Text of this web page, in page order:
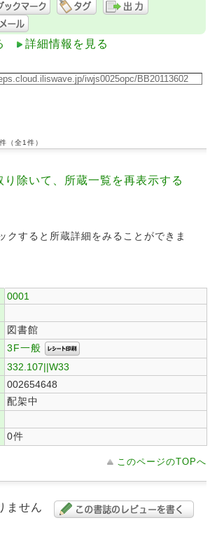
詳細情報を見る
（全1件）
り除いて、所蔵一覧を再表示する
クすると所蔵詳細をみることができま
0001
図書館
3F一般
332.107||W33
002654648
配架中
0件
このページのTOPへ
ません